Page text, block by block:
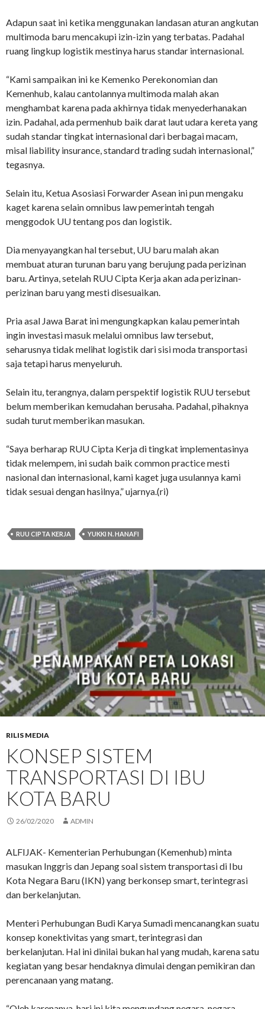
Adapun saat ini ketika menggunakan landasan aturan angkutan
multimoda baru mencakupi izin-izin yang terbatas. Padahal
ruang lingkup logistik mestinya harus standar internasional.
“Kami sampaikan ini ke Kemenko Perekonomian dan
Kemenhub, kalau cantolannya multimoda malah akan
menghambat karena pada akhirnya tidak menyederhanakan
izin. Padahal, ada permenhub baik darat laut udara kereta yang
sudah standar tingkat internasional dari berbagai macam,
misal liability insurance, standard trading sudah internasional,”
tegasnya.
Selain itu, Ketua Asosiasi Forwarder Asean ini pun mengaku
kaget karena selain omnibus law pemerintah tengah
menggodok UU tentang pos dan logistik.
Dia menyayangkan hal tersebut, UU baru malah akan
membuat aturan turunan baru yang berujung pada perizinan
baru. Artinya, setelah RUU Cipta Kerja akan ada perizinan-
perizinan baru yang mesti disesuaikan.
Pria asal Jawa Barat ini mengungkapkan kalau pemerintah
ingin investasi masuk melalui omnibus law tersebut,
seharusnya tidak melihat logistik dari sisi moda transportasi
saja tetapi harus menyeluruh.
Selain itu, terangnya, dalam perspektif logistik RUU tersebut
belum memberikan kemudahan berusaha. Padahal, pihaknya
sudah turut memberikan masukan.
“Saya berharap RUU Cipta Kerja di tingkat implementasinya
tidak melempem, ini sudah baik common practice mesti
nasional dan internasional, kami kaget juga usulannya kami
tidak sesuai dengan hasilnya,” ujarnya.(ri)
RUU CIPTA KERJA YUKKI N. HANAFI
RILIS MEDIA
KONSEP SISTEM
TRANSPORTASI DI IBU
KOTA BARU
26/02/2020 ADMIN
ALFIJAK- Kementerian Perhubungan (Kemenhub) minta
masukan Inggris dan Jepang soal sistem transportasi di Ibu
Kota Negara Baru (IKN) yang berkonsep smart, terintegrasi
dan berkelanjutan.
Menteri Perhubungan Budi Karya Sumadi mencanangkan suatu
konsep konektivitas yang smart, terintegrasi dan
berkelanjutan. Hal ini dinilai bukan hal yang mudah, karena satu
kegiatan yang besar hendaknya dimulai dengan pemikiran dan
perencanaan yang matang.